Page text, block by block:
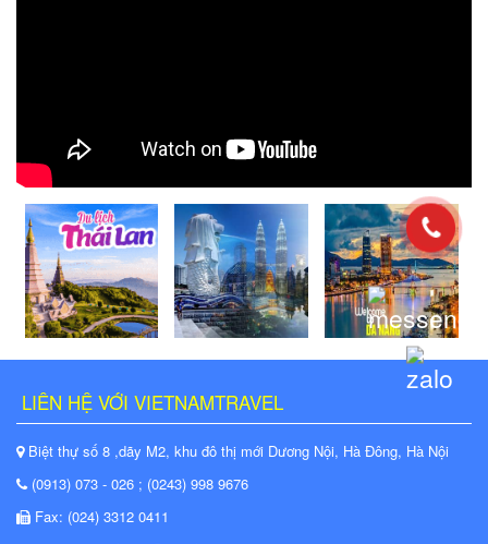
LIÊN HỆ VỚI VIETNAMTRAVEL
Biệt thự số 8 ,dãy M2, khu đô thị mới Dương Nội, Hà Đông, Hà Nội
(0913) 073 - 026 ; (0243) 998 9676
Fax: (024) 3312 0411